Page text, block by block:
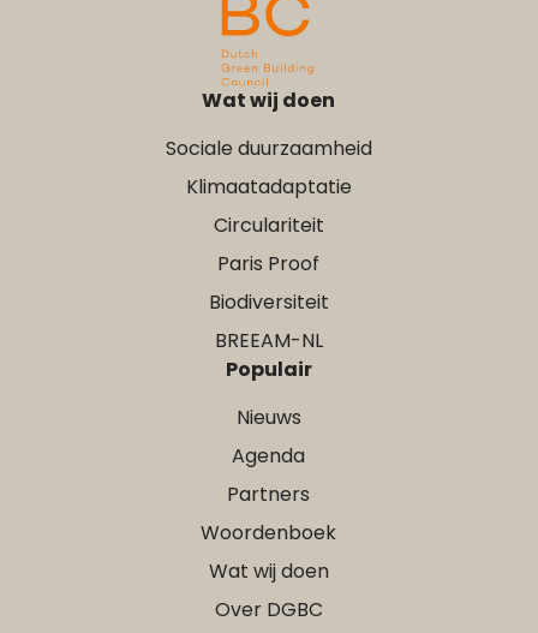
Wat wij doen
Sociale duurzaamheid
Klimaatadaptatie
Circulariteit
Paris Proof
Biodiversiteit
BREEAM-NL
Populair
Nieuws
Agenda
Partners
Woordenboek
Wat wij doen
Over DGBC